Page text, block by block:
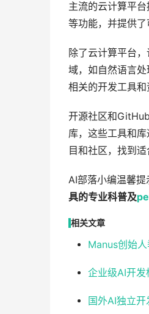
主流的云计算平
等功能，并提供
除了云计算平台
域，如自然语言
相关的开发工具和
开源社区和
库，这些工具和
目和社区，找到适
AI部落小编温馨提
具的专业科普及
相关文章
Manus创始
企业级AI开发
国外AI独立